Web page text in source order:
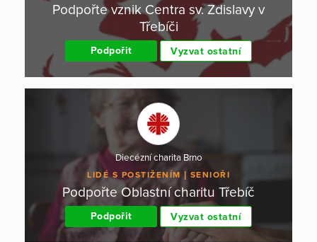
Podpořte vznik Centra sv. Zdislavy v
Třebíči
Podpořit Vyzvat ostatní
Diecézní charita Brno
LIDÉ S POSTIŽENÍM SENIOŘI
Podpořte Oblastní charitu Třebíč
Podpořit Vyzvat ostatní